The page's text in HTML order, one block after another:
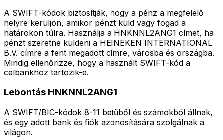
A SWIFT-kódok biztosítják, hogy a pénz a megfelelő
helyre kerüljön, amikor pénzt küld vagy fogad a
határokon túlra. Használja a HNKNNL2ANG1 címet, ha
pénzt szeretne küldeni a HEINEKEN INTERNATIONAL
B.V. címre a fent megadott címre, városba és országba.
Mindig ellenőrizze, hogy a használt SWIFT-kód a
célbankhoz tartozik-e.
Lebontás HNKNNL2ANG1
A SWIFT/BIC-kódok 8-11 betűből és számokból állnak,
és egy adott bank és fiók azonosítására szolgálnak a
világon.